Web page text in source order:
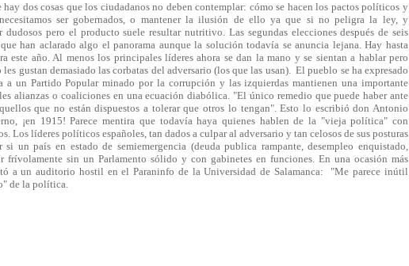
dos cosas que los ciudadanos no deben contemplar: cómo se hacen los pactos políticos y
ser gobernados, o mantener la ilusión de ello ya que si no peligra la ley, y
dudosos pero el producto suele resultar nutritivo. Las segundas elecciones después de seis
han aclarado algo el panorama aunque la solución todavía se anuncia lejana. Hay hasta
este año. Al menos los principales líderes ahora se dan la mano y se sientan a hablar pero
gustan demasiado las corbatas del adversario (los que las usan). El pueblo se ha expresado
un Partido Popular minado por la corrupción y las izquierdas mantienen una importante
alianzas o coaliciones en una ecuación diabólica. "El único remedio que puede haber ante
que no están dispuestos a tolerar que otros lo tengan". Esto lo escribió don Antonio
¡en 1915! Parece mentira que todavía haya quienes hablen de la "vieja política" con
Los líderes políticos españoles, tan dados a culpar al adversario y tan celosos de sus posturas
un país en estado de semiemergencia (deuda publica rampante, desempleo enquistado,
frívolamente sin un Parlamento sólido y con gabinetes en funciones. En una ocasión más
a un auditorio hostil en el Paraninfo de la Universidad de Salamanca: "Me parece inútil
de la política.